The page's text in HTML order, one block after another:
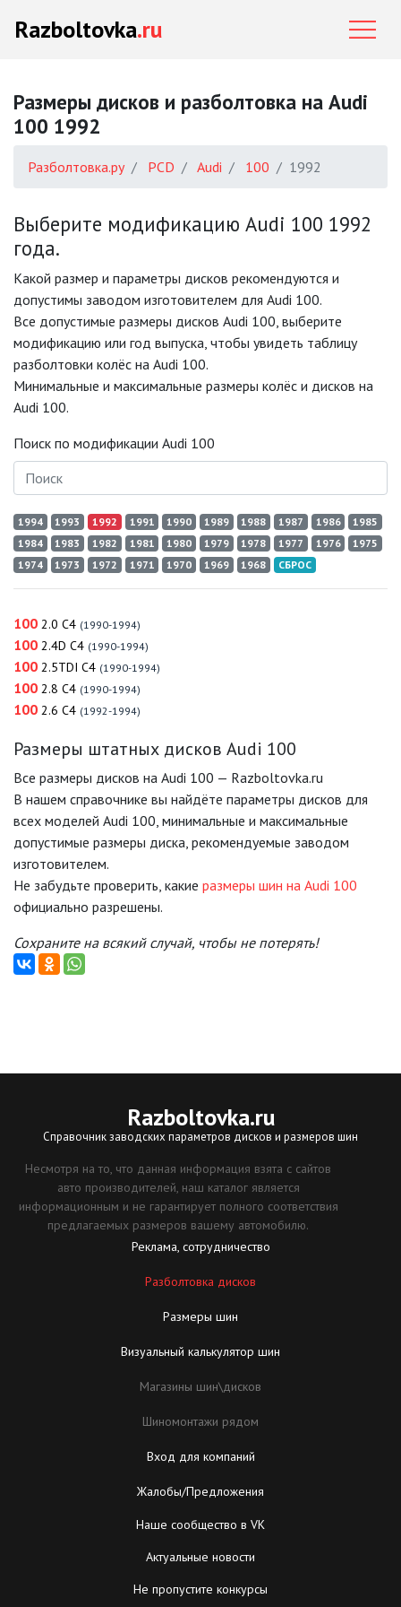
Razboltovka.ru
Размеры дисков и разболтовка на Audi
100 1992
Разболтовка.ру PCD Audi 100 1992
Выберите модификацию Audi 100 1992
года.
Какой размер и параметры дисков рекомендуются и
допустимы заводом изготовителем для Audi 100.
Все допустимые размеры дисков Audi 100, выберите
модификацию или год выпуска, чтобы увидеть таблицу
разболтовки колёс на Audi 100.
Минимальные и максимальные размеры колёс и дисков на
Audi 100.
Поиск по модификации Audi 100
1994 1993 1992 1991 1990 1989 1988 1987 1986
1985
1984
1983 1982 1981 1980 1979 1978 1977 1976
1975
1974
1973 1972 1971 1970 1969 1968 СБРОС
100 2.0 C4 (1990-1994)
100 2.4D C4 (1990-1994)
100 2.5TDI C4 (1990-1994)
100 2.8 C4 (1990-1994)
100 2.6 C4 (1992-1994)
Размеры штатных дисков Audi 100
Все размеры дисков на Audi 100 — Razboltovka.ru
В нашем справочнике вы найдёте параметры дисков для
всех моделей Audi 100, минимальные и максимальные
допустимые размеры диска, рекомендуемые заводом
изготовителем.
Не забудьте проверить, какие размеры шин на Audi 100
официально разрешены.
Сохраните на всякий случай, чтобы не потерять!
Razboltovka.ru
Справочник заводских параметров дисков и размеров шин
Несмотря на то, что данная информация взята с сайтов
авто производителей, наш каталог является
информационным и не гарантирует полного соответствия
предлагаемых размеров вашему автомобилю.
Реклама, сотрудничество
Разболтовка дисков
Размеры шин
Визуальный калькулятор шин
Магазины шин\дисков
Шиномонтажи рядом
Вход для компаний
Жалобы/Предложения
Наше сообщество в VK
Актуальные новости
Не пропустите конкурсы